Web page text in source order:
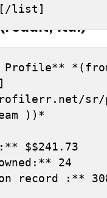
[/list]
itd.)
Profile**
sr/
))*
$$241.73
24
record :**